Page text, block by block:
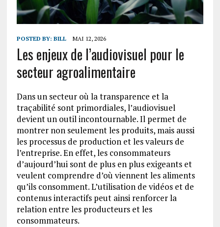
POSTED BY: BILL MAI 12, 2026
Les enjeux de l’audiovisuel pour le
secteur agroalimentaire
Dans un secteur où la transparence et la
traçabilité sont primordiales, l’audiovisuel
devient un outil incontournable. Il permet de
montrer non seulement les produits, mais aussi
les processus de production et les valeurs de
l’entreprise. En effet, les consommateurs
d’aujourd’hui sont de plus en plus exigeants et
veulent comprendre d’où viennent les aliments
qu’ils consomment. L’utilisation de vidéos et de
contenus interactifs peut ainsi renforcer la
relation entre les producteurs et les
consommateurs.